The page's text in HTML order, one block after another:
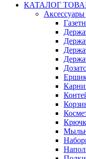
КАТАЛОГ